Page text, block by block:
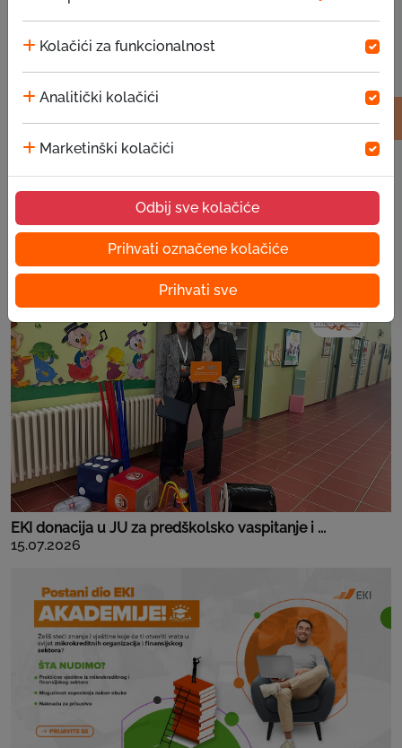
Kolačići za funkcionalnost
Analitički kolačići
Marketinški kolačići
Odbij sve kolačiće
Prihvati označene kolačiće
Prihvati sve
Priče uspješnih klijenata – Hariz Begić
EKI donacija u JU za predškolsko vaspitanje i ...
15.07.2026